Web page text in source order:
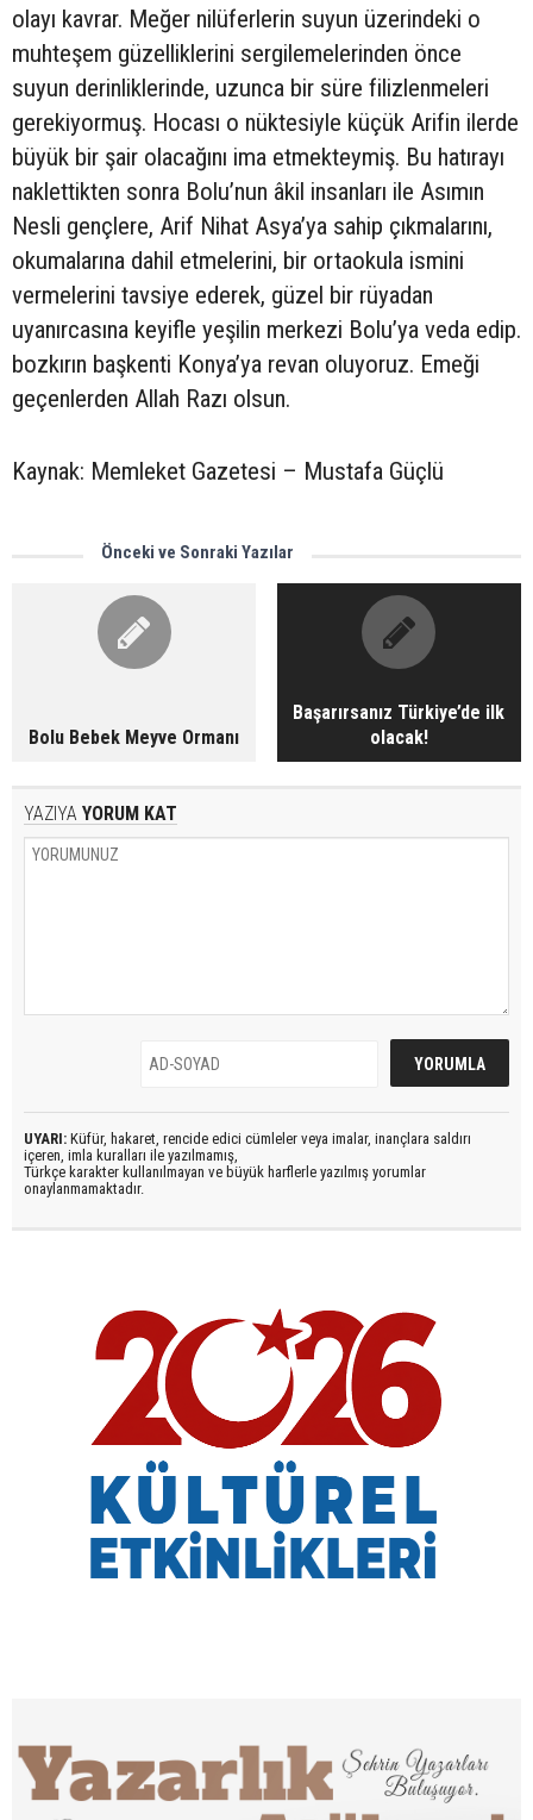
olayı kavrar. Meğer nilüferlerin suyun üzerindeki o
muhteşem güzelliklerini sergilemelerinden önce
suyun derinliklerinde, uzunca bir süre filizlenmeleri
gerekiyormuş. Hocası o nüktesiyle küçük Arifin ilerde
büyük bir şair olacağını ima etmekteymiş. Bu hatırayı
naklettikten sonra Bolu’nun âkil insanları ile Asımın
Nesli gençlere, Arif Nihat Asya’ya sahip çıkmalarını,
okumalarına dahil etmelerini, bir ortaokula ismini
vermelerini tavsiye ederek, güzel bir rüyadan
uyanırcasına keyifle yeşilin merkezi Bolu’ya veda edip.
bozkırın başkenti Konya’ya revan oluyoruz. Emeği
geçenlerden Allah Razı olsun.
Kaynak: Memleket Gazetesi – Mustafa Güçlü
Önceki ve Sonraki Yazılar
Bolu Bebek Meyve Ormanı
Başarırsanız Türkiye’de ilk
olacak!
YAZIYA YORUM KAT
UYARI: Küfür, hakaret, rencide edici cümleler veya imalar, inançlara saldırı
içeren, imla kuralları ile yazılmamış,
Türkçe karakter kullanılmayan ve büyük harflerle yazılmış yorumlar
onaylanmamaktadır.